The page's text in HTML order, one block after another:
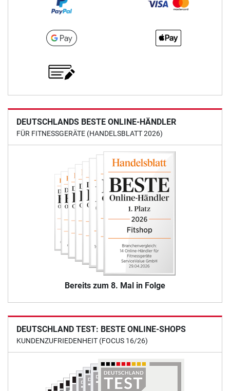
DEUTSCHLANDS BESTE ONLINE-HÄNDLER
FÜR FITNESSGERÄTE (HANDELSBLATT 2026)
Bereits zum 8. Mal in Folge
DEUTSCHLAND TEST: BESTE ONLINE-SHOPS
KUNDENZUFRIEDENHEIT (FOCUS 16/26)